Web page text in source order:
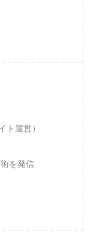
ト運営）
を発信